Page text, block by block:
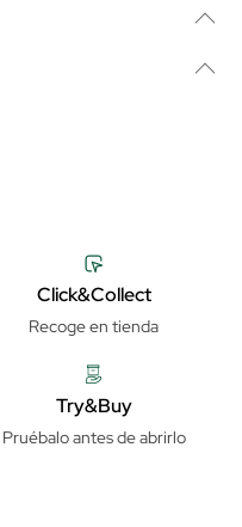
Click&Collect
Recoge en tienda
Try&Buy
Pruébalo antes de abrirlo